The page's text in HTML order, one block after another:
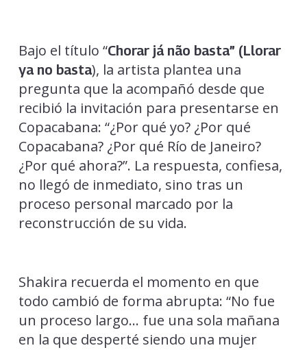
Bajo el título “Chorar já não basta” (Llorar
ya no basta), la artista plantea una
pregunta que la acompañó desde que
recibió la invitación para presentarse en
Copacabana: “¿Por qué yo? ¿Por qué
Copacabana? ¿Por qué Río de Janeiro?
¿Por qué ahora?”. La respuesta, confiesa,
no llegó de inmediato, sino tras un
proceso personal marcado por la
reconstrucción de su vida.
Shakira recuerda el momento en que
todo cambió de forma abrupta: “No fue
un proceso largo… fue una sola mañana
en la que desperté siendo una mujer